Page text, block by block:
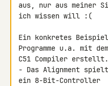
aus, nur aus meiner
ich wissen will :(
Ein konkretes
Programme u.a. mit
C51 Compiler erstellt.
- Das Alignment
ein 8-Bit-Controller